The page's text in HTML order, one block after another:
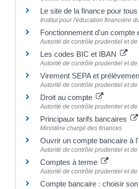
Le site de la finance pour tous
Institut pour l'éducation financière
Fonctionnement d'un compte
Autorité de contrôle prudentiel et
Les codes BIC et IBAN
Autorité de contrôle prudentiel et
Virement SEPA et
Autorité de contrôle prudentiel et
Droit au compte
Autorité de contrôle prudentiel et
Principaux tarifs bancaires
Ministère chargé des finances
Ouvrir un compte bancaire à
Autorité de contrôle prudentiel et
Comptes à terme
Autorité de contrôle prudentiel et
Compte bancaire : choisir